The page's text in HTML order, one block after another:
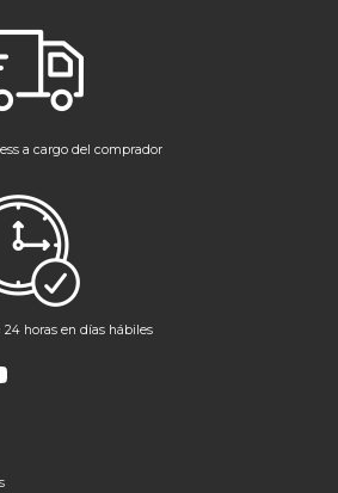
a cargo del comprador
24 horas en días hábiles